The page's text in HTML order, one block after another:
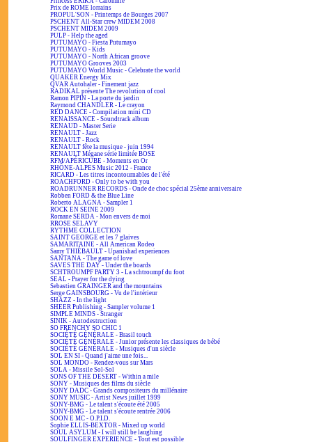
Prix de ROME lorrains
PROPUL'SON - Printemps de Bourges 2007
PSCHENT All-Star crew MIDEM 2008
PSCHENT MIDEM 2009
PULP - Help the aged
PUTUMAYO - Fiesta Putumayo
PUTUMAYO - Kids
PUTUMAYO - North African groove
PUTUMAYO Grooves 2003
PUTUMAYO World Music - Celebrate the world
QUAKER Energy Mix
QVAR Autohaler - Finement jazz
RADIKAL présente The revolution of cool
Ramon PIPIN - La porte du jardin
Raymond CHANDLER - Le crayon
RED DANCE - Compilation mini CD
RENAISSANCE - Soundtrack album
RENAUD - Master Serie
RENAULT - Jazz
RENAULT - Rock
RENAULT fête la musique - juin 1994
RENAULT Mégane série limitée BOSE
RFM/APÉRICUBE - Moments en Or
RHÔNE-ALPES Music 2012 - France
RICARD - Les titres incontournables de l'été
ROACHFORD - Only to be with you
ROADRUNNER RECORDS - Onde de choc spécial 25ème anniversaire
Robben FORD & the Blue Line
Roberto ALAGNA - Sampler 1
ROCK EN SEINE 2009
Romane SERDA - Mon envers de moi
RROSE SELAVY
RYTHME COLLECTION
SAINT GEORGE et les 7 glaives
SAMARITAINE - All American Rodeo
Samy THIÉBAULT - Upanishad experiences
SANTANA - The game of love
SAVES THE DAY - Under the boards
SCHTROUMPF PARTY 3 - La schtroumpf du foot
SEAL - Prayer for the dying
Sebastien GRAINGER and the mountains
Serge GAINSBOURG - Vu de l'intérieur
SHAZZ - In the light
SHEER Publishing - Sampler volume 1
SIMPLE MINDS - Stranger
SINIK - Autodestruction
SO FRENCHY SO CHIC 1
SOCIÉTÉ GÉNÉRALE - Brasil touch
SOCIÉTÉ GÉNÉRALE - Junior présente les classiques de bébé
SOCIÉTÉ GÉNÉRALE - Musiques d'un siècle
SOL EN SI - Quand j'aime une fois...
SOL MONDO - Rendez-vous sur Mars
SOLA - Missile Sol-Sol
SONS OF THE DESERT - Within a mile
SONY - Musiques des films du siècle
SONY DADC - Grands compositeurs du millénaire
SONY MUSIC - Artist News juillet 1999
SONY-BMG - Le talent s'écoute été 2005
SONY-BMG - Le talent s'écoute rentrée 2006
SOON E MC - O.P.I.D.
Sophie ELLIS-BEXTOR - Mixed up world
SOUL ASYLUM - I will still be laughing
SOULFINGER EXPERIENCE - Tout est possible